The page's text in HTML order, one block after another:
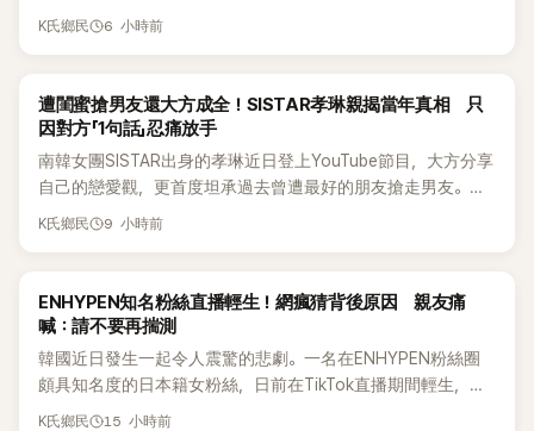
創Rap及成員親自參與創作為特色，MV也融入美式街頭、塗
為第五代女團中極具辨識度的新生代代表之一。
K氏鄉民 6 小時前
K-POP
遭閨蜜搶男友還大方成全！SISTAR孝琳親揭當年真相 只
因對方「1句話」忍痛放手
南韓女團SISTAR出身的孝琳近日登上YouTube節目，大方分享
自己的戀愛觀，更首度坦承過去曾遭最好的朋友搶走男友。她
表示，當時選擇瀟灑放手，但如果同樣的事情現在再發生，「我
K氏鄉民 9 小時前
K-POP
ENHYPEN知名粉絲直播輕生！網瘋猜背後原因 親友痛
喊：請不要再揣測
韓國近日發生一起令人震驚的悲劇。一名在ENHYPEN粉絲圈
頗具知名度的日本籍女粉絲，日前在TikTok直播期間輕生，最
終不幸身亡，消息曝光後震驚韓網，也讓不少粉絲湧入社群平
K氏鄉民 15 小時前